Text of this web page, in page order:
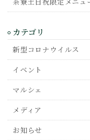
カテゴリ
新型コロナウイルス
イベント
マルシェ
メディア
お知らせ